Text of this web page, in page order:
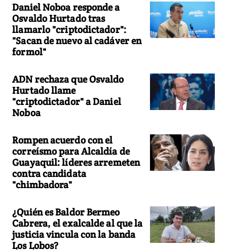
Daniel Noboa responde a
Osvaldo Hurtado tras
llamarlo "criptodictador":
"Sacan de nuevo al cadáver en
formol"
ADN rechaza que Osvaldo
Hurtado llame
"criptodictador" a Daniel
Noboa
Rompen acuerdo con el
correísmo para Alcaldía de
Guayaquil: líderes arremeten
contra candidata
"chimbadora"
¿Quién es Baldor Bermeo
Cabrera, el exalcalde al que la
justicia vincula con la banda
Los Lobos?